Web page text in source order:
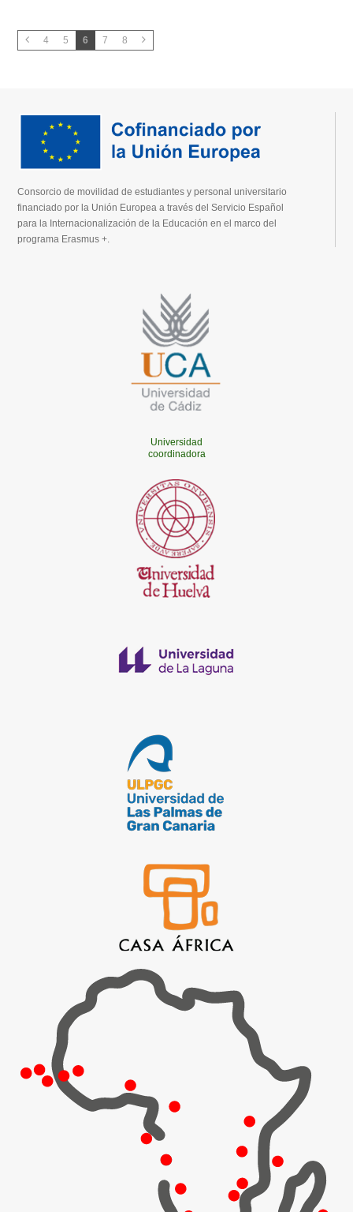
4 5 6 7 8
Consorcio de movilidad de estudiantes y personal universitario
financiado por la Unión Europea a través del Servicio Español
para la Internacionalización de la Educación en el marco del
programa Erasmus +.
Universidad
coordinadora